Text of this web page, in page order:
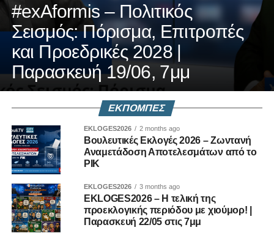
#exAformis – Πολιτικός
Σεισμός: Πόρισμα, Επιτροπές
και Προεδρικές 2028 |
Παρασκευή 19/06, 7μμ
ΕΚΠΟΜΠΕΣ
EKLOGES2026 2 months ago
Βουλευτικές Εκλογές 2026 – Ζωντανή
Αναμετάδοση Αποτελεσμάτων από το
ΡΙΚ
EKLOGES2026 3 months ago
EKLOGES2026 – H τελική της
προεκλογικής περιόδου με χιούμορ! |
Παρασκευή 22/05 στις 7μμ